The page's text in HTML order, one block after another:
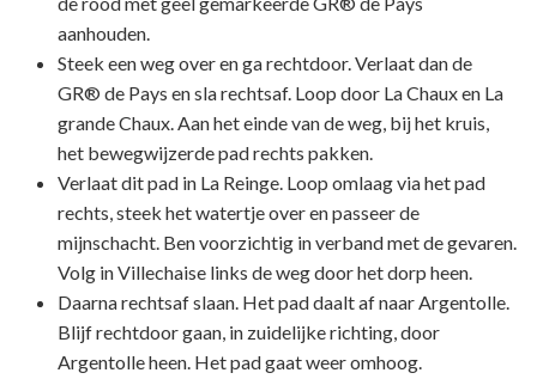
aanhouden.
Steek een weg over en ga rechtdoor. Verlaat dan de
GR® de Pays en sla rechtsaf. Loop door La Chaux en La
grande Chaux. Aan het einde van de weg, bij het kruis,
het bewegwijzerde pad rechts pakken.
Verlaat dit pad in La Reinge. Loop omlaag via het pad
rechts, steek het watertje over en passeer de
mijnschacht. Ben voorzichtig in verband met de gevaren.
Volg in Villechaise links de weg door het dorp heen.
Daarna rechtsaf slaan. Het pad daalt af naar Argentolle.
Blijf rechtdoor gaan, in zuidelijke richting, door
Argentolle heen. Het pad gaat weer omhoog.